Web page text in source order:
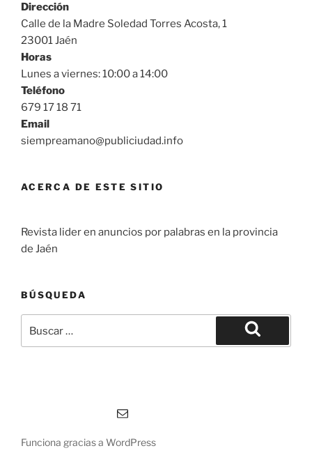
Dirección
Calle de la Madre Soledad Torres Acosta, 1
23001 Jaén
Horas
Lunes a viernes: 10:00 a 14:00
Teléfono
679 17 18 71
Email
siempreamano@publiciudad.info
ACERCA DE ESTE SITIO
Revista lider en anuncios por palabras en la provincia
de Jaén
BÚSQUEDA
por:
Buscar
Correo electrónico
Funciona gracias a WordPress